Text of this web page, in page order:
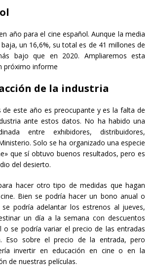
año para el cine español. Aunque la media
un 16,6%, su total es de 41 millones de
bajo que en 2020. Ampliaremos esta
próximo informe
de la industria
de este año es preocupante y es la falta de
ante estos datos. No ha habido una
entre exhibidores, distribuidores,
Solo se ha organizado una especie
que sí obtuvo buenos resultados, pero es
del desierto.
hacer otro tipo de medidas que hagan
Bien se podría hacer un bono anual o
podría adelantar los estrenos al jueves,
un día a la semana con descuentos
o se podría variar el precio de las entradas
Eso sobre el precio de la entrada, pero
invertir en educación en cine o en la
de nuestras películas.